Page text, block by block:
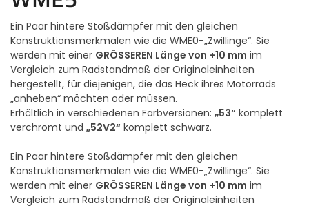
Ein Paar hintere Stoßdämpfer mit den gleichen
Konstruktionsmerkmalen wie die WME0-„Zwillinge“. Sie
werden mit einer GRÖSSEREN Länge von +10 mm im
Vergleich zum Radstandmaß der Originaleinheiten
hergestellt, für diejenigen, die das Heck ihres Motorrads
„anheben“ möchten oder müssen.
Erhältlich in verschiedenen Farbversionen: „53“ komplett
verchromt und „52V2“ komplett schwarz.
Ein Paar hintere Stoßdämpfer mit den gleichen
Konstruktionsmerkmalen wie die WME0-„Zwillinge“. Sie
werden mit einer GRÖSSEREN Länge von +10 mm im
Vergleich zum Radstandmaß der Originaleinheiten